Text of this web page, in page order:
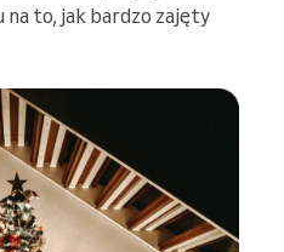
na to, jak bardzo zajęty